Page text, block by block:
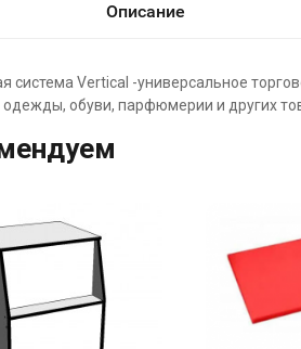
Описание
система Vertical -универсальное
обуви, парфюмерии и других